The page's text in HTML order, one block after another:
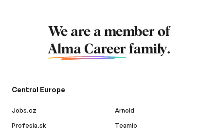
We are a member of
Alma Career family.
Central Europe
Jobs.cz
Profesia.sk
Arnold
Teamio